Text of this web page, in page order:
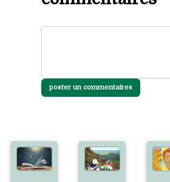
poster un commentaires